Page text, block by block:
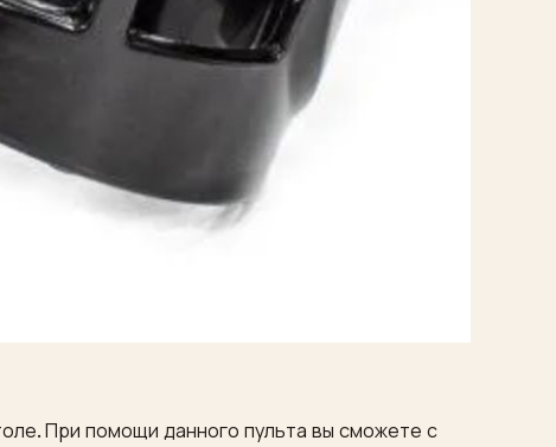
При помощи данного пульта вы сможете с